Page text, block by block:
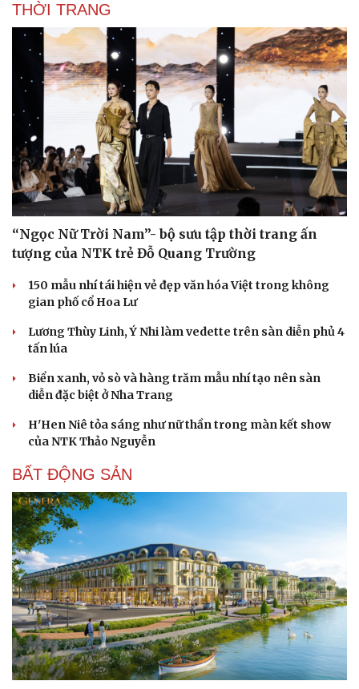
Sức khỏe
Dinh dưỡng - món ngon
Cây thuốc
Sản phụ khoa
Nhi khoa
Nam khoa
Làm đẹp - giảm cân
Phòng mạch online
Ăn sạch sống khỏe
Đời sống
Nhà đẹp
Blog
Tình yêu - Gia đình
THỜI TRANG
“Ngọc Nữ Trời Nam”- bộ sưu tập thời trang ấn
tượng của NTK trẻ Đỗ Quang Trường
150 mẫu nhí tái hiện vẻ đẹp văn hóa Việt trong không
gian phố cổ Hoa Lư
Lương Thùy Linh, Ý Nhi làm vedette trên sàn diễn phủ 4
tấn lúa
Biển xanh, vỏ sò và hàng trăm mẫu nhí tạo nên sàn
diễn đặc biệt ở Nha Trang
H'Hen Niê tỏa sáng như nữ thần trong màn kết show
của NTK Thảo Nguyễn
BẤT ĐỘNG SẢN